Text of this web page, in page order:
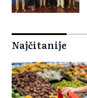
Najčitanije